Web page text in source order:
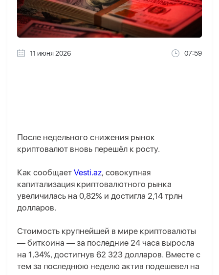
11 июня 2026 07:59
После недельного снижения рынок
криптовалют вновь перешёл к росту.
Как сообщает Vesti.az, совокупная
капитализация криптовалютного рынка
увеличилась на 0,82% и достигла 2,14 трлн
долларов.
Стоимость крупнейшей в мире криптовалюты
— биткоина — за последние 24 часа выросла
на 1,34%, достигнув 62 323 долларов. Вместе с
тем за последнюю неделю актив подешевел на